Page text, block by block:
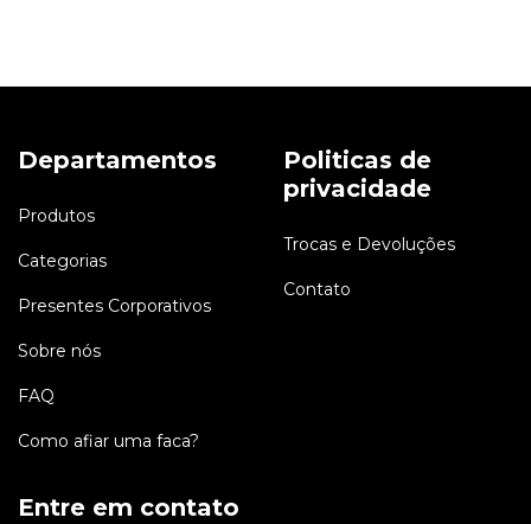
Departamentos
Produtos
Categorias
Presentes Corporativos
Sobre nós
FAQ
Como afiar uma faca?
Politicas de
privacidade
Trocas e Devoluções
Contato
Entre em contato